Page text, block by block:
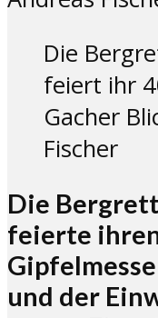
Die
feiert ihr
Gacher
Fischer
Die
feierte
und der